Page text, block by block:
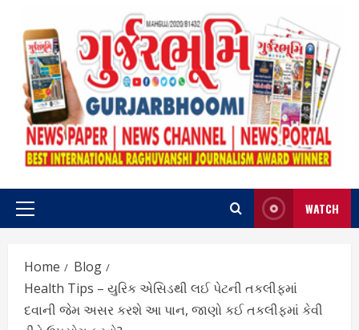
content
Primary
WATCH
Home
Blog
Health Tips – યુરિક એસિડથી લઈ પેટની તકલીફમાં
દવાની જેમ અસર કરશે આ પાન, જાણો કઈ તકલીફમાં કેવી